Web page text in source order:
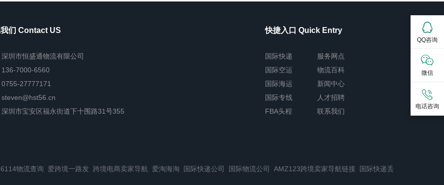
们 Contact US
深圳市恒盛通物流有限公司
136-7000-6560
0755-27777171
steven@hst56.cn
深圳市宝安区福永街道下十围路31号355
快捷入口 Quick Entry
国际快递
国际空运
国际海运
国际专线
FBA头程
服务网点
物流百科
新闻中心
人才招聘
联系我们
物流查询 爱跨境一路发 跨境电商卖家导航 爱淘海淘 国际快递公司 国际物流公司 AMZ123跨境卖家导航链接
国际快递丢
QQ咨询
微信
电话咨询